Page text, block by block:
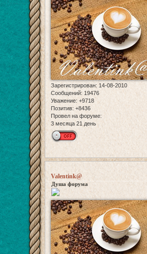
Зарегистрирован: 14-08-2010
Сообщений: 19476
Уважение: +9718
Позитив: +8436
Провел на форуме:
3 месяца 21 день
Valentink@
Душа форума